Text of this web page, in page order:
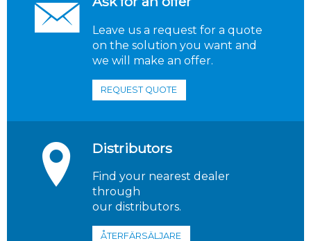
Leave us a request for a quote
on the solution you want and
we will make an offer.
REQUEST QUOTE
Distributors
Find your nearest dealer
through
our distributors.
ÅTERFÄRSÄLJARE